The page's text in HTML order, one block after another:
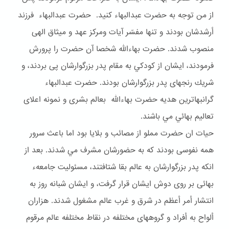
از من توجه به حضرت عبدالبهاء كنيد. حضرت عبدالبهاء فرزند
أرشدشان بودند و تنها مفسّر آيات ومركز عهد و ميثاق الهى
منصوب شدند. حضرت بهاءالله شخصا آن حضرت را پرورش
فرمودند، ايشان از كودكي به مقام پدر بزرگوارشان پى بردند، و
شريك رنجهاى پدر بزرگوارشان بودند. حضرت عبدالبهاء
گرانبهاترين هديه حضرت بهاءالله بعالم بشرى و نمونه اعلاى
تعاليم بهائي مي باشند.
حيات ان حضرت مملو از مصائب و بلايا بود اما باعث سرور
همه نفوسى بودند كه به حضورشان مشرف مي شدند. بعد از
انكه پدر بزرگوارشان به عالم بقا شتافتند، مسئوليت جامعهء
بهائى بر روى دوش ايشان قرار گرفت، و ايشان شبانه روز به
انتشار أمر أعظم در شرق و غرب عالم مشغول شدند. هزاران
ألواح به أفراد و گروههاى مختلفه در نقاط مختلفه عالم مرقوم